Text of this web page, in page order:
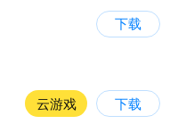
下载
云游戏 下载